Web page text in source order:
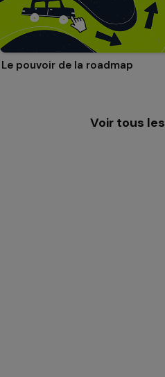
Le pouvoir de la roadmap
Voir tous